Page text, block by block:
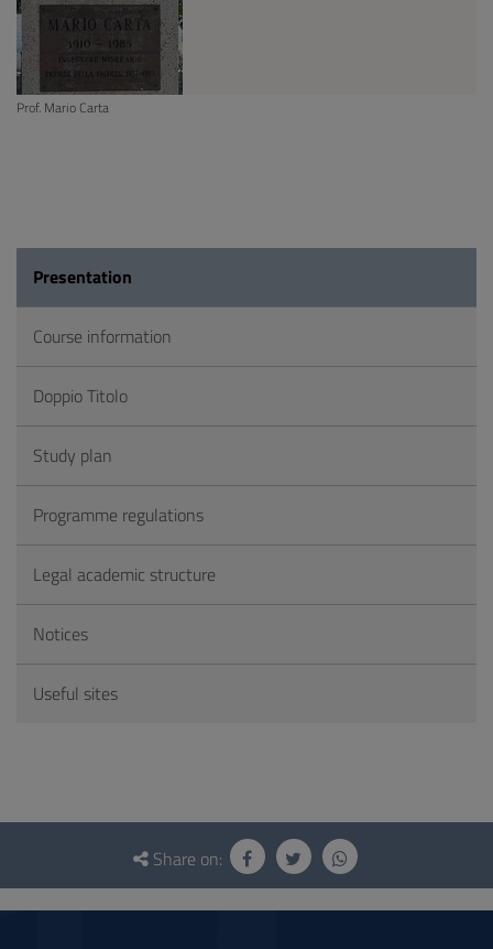
Prof. Mario Carta
Presentation
Course information
Doppio Titolo
Study plan
Programme regulations
Legal academic structure
Notices
Useful sites
Questionnaire
social
Share on: